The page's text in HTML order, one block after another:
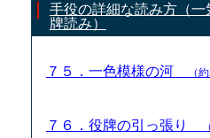
手役の詳細な読み方（
牌読み）
７５．一色模様の河 （
７６．役牌の引っ張り